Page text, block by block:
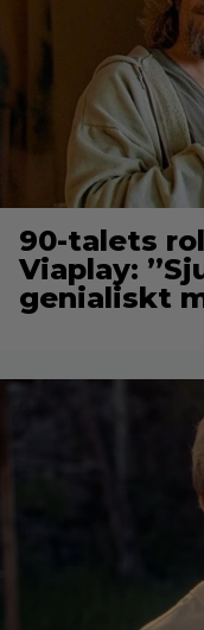
90-talets
Viaplay:
genialiskt